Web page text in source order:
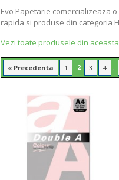
Evo Papetarie comercializeaza
rapida si produse din categoria
Vezi toate produsele din
« Precedenta 1 2 3 4 ...